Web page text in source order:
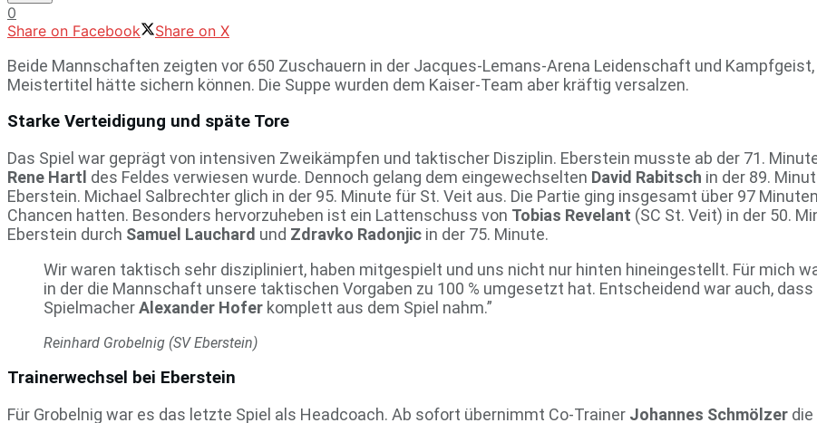
0
Share on Facebook
Share on X
Beide Mannschaften zeigten vor 650 Zuschauern in der Jacques-Lemans-Arena Leidenschaft und
Meistertitel hätte sichern können. Die Suppe wurden dem Kaiser-Team aber kräftig versalzen.
Starke Verteidigung und späte Tore
Das Spiel war geprägt von intensiven Zweikämpfen und taktischer Disziplin. Eberstein musste ab der 71.
Rene Hartl des Feldes verwiesen wurde. Dennoch gelang dem eingewechselten David Rabitsch in der 89.
Eberstein. Michael Salbrechter glich in der 95. Minute für St. Veit aus. Die Partie ging insgesamt über 97
Chancen hatten. Besonders hervorzuheben ist ein Lattenschuss von Tobias Revelant (SC St. Veit) in der 50.
Eberstein durch Samuel Lauchard und Zdravko Radonjic in der 75. Minute.
Wir waren taktisch sehr diszipliniert, haben mitgespielt und uns nicht nur hinten hineingestellt. Für mich
in der die Mannschaft unsere taktischen Vorgaben zu 100 % umgesetzt hat. Entscheidend war auch, dass
SpielmacherAlexander Hofer komplett aus dem Spiel nahm.”
Reinhard Grobelnig (SV Eberstein)
Trainerwechsel bei Eberstein
Für Grobelnig war es das letzte Spiel als Headcoach. Ab sofort übernimmt Co-Trainer Johannes Schmölzer